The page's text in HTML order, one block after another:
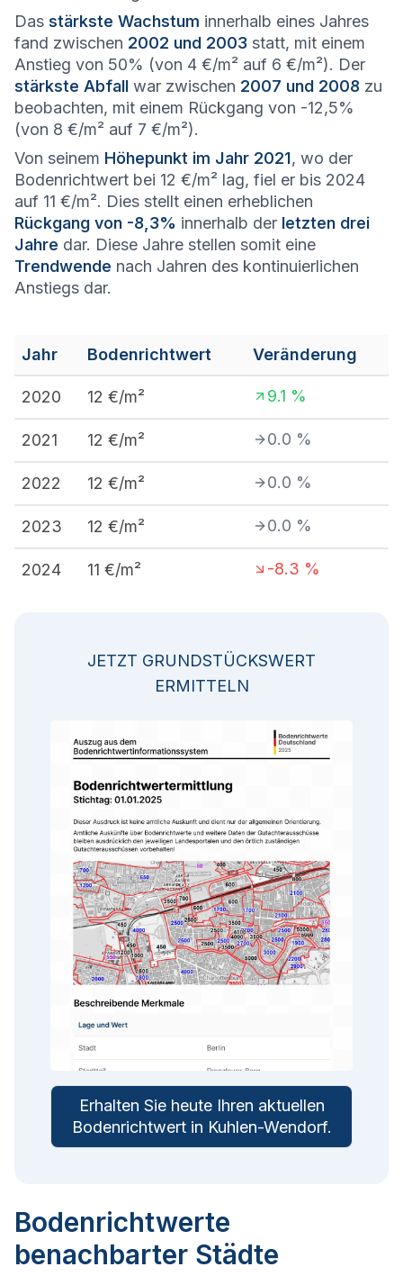
Das stärkste Wachstum innerhalb eines Jahres
fand zwischen 2002 und 2003 statt, mit einem
Anstieg von 50% (von 4 €/m² auf 6 €/m²). Der
stärkste Abfall war zwischen 2007 und 2008 zu
beobachten, mit einem Rückgang von -12,5%
(von 8 €/m² auf 7 €/m²).
Von seinem Höhepunkt im Jahr 2021, wo der
Bodenrichtwert bei 12 €/m² lag, fiel er bis 2024
auf 11 €/m². Dies stellt einen erheblichen
Rückgang von -8,3% innerhalb der letzten drei
Jahre dar. Diese Jahre stellen somit eine
Trendwende nach Jahren des kontinuierlichen
Anstiegs dar.
Jahr Bodenrichtwert Veränderung
2020 12 €/m² 9.1 %
2021 12 €/m² 0.0 %
2022 12 €/m² 0.0 %
2023 12 €/m² 0.0 %
2024 11 €/m² -8.3 %
JETZT GRUNDSTÜCKSWERT
ERMITTELN
Erhalten Sie heute Ihren aktuellen
Bodenrichtwert in Kuhlen-Wendorf.
Bodenrichtwerte
benachbarter Städte